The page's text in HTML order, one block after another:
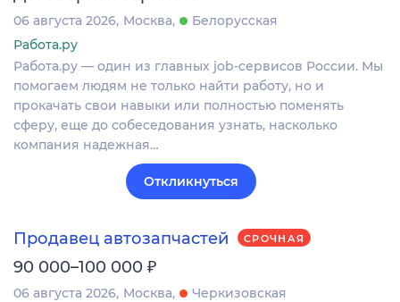
06 августа 2026 Москва
Белорусская
Работа.ру
Работа.ру — один из главных job-сервисов России. Мы
помогаем людям не только найти работу, но и
прокачать свои навыки или полностью поменять
сферу, еще до собеседования узнать, насколько
компания надежная…
Откликнуться
Продавец автозапчастей СРОЧНАЯ
90 000–100 000 ₽
06 августа 2026 Москва
Черкизовская